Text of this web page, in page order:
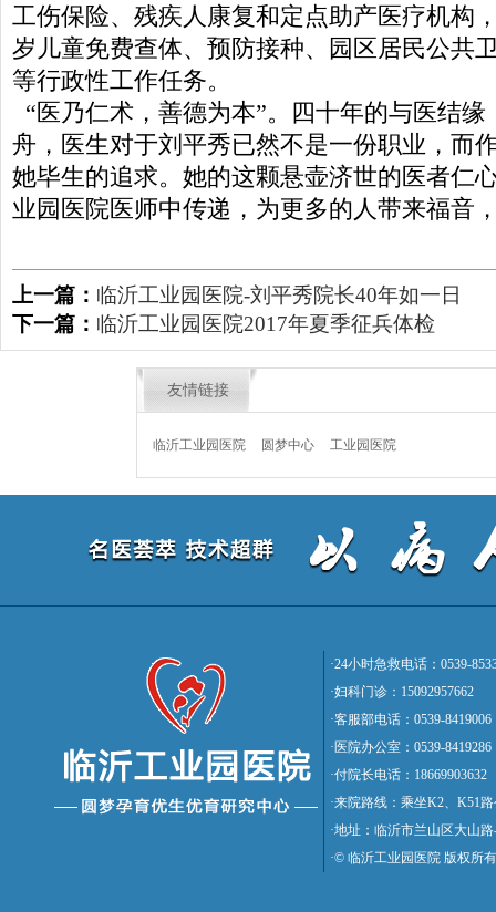
工伤保险、残疾人康复和定点助产医疗机构
岁儿童免费查体、预防接种、园区居民公共
等行政性工作任务。
“医乃仁术，善德为本”。四十年的与医结
舟，医生对于刘平秀已然不是一份职业，而
她毕生的追求。她的这颗悬壶济世的医者仁
业园医院医师中传递，为更多的人带来福音
上一篇： 临沂工业园医院-刘平秀院长40年如一日
下一篇： 临沂工业园医院2017年夏季征兵体检
友情链接
临沂工业园医院 圆梦中心 工业园医院
·24小时急救电话：0539-
·妇科门诊：15092957662
·客服部电话：0539-8419006
·医院办公室：0539-8419286
·付院长电话：18669903632
·来院路线：乘坐K2、K51
·地址：临沂市兰山区大山
·© 临沂工业园医院 版权所